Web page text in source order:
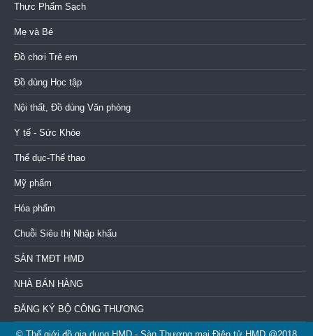
Thực Phẩm Sạch
Mẹ và Bé
Đồ chơi Trẻ em
Đồ dùng Học tập
Nội thất, Đồ dùng Văn phòng
Y tế - Sức Khỏe
Thể dục-Thể thao
Mỹ phẩm
Hóa phẩm
Chuỗi Siêu thị Nhập khẩu
SÀN TMĐT HMD
NHÀ BÁN HÀNG
ĐĂNG KÝ BỘ CÔNG THƯƠNG